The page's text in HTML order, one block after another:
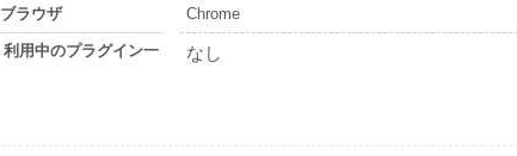
ブラウザ Chrome
利用中のプラグイン一
なし